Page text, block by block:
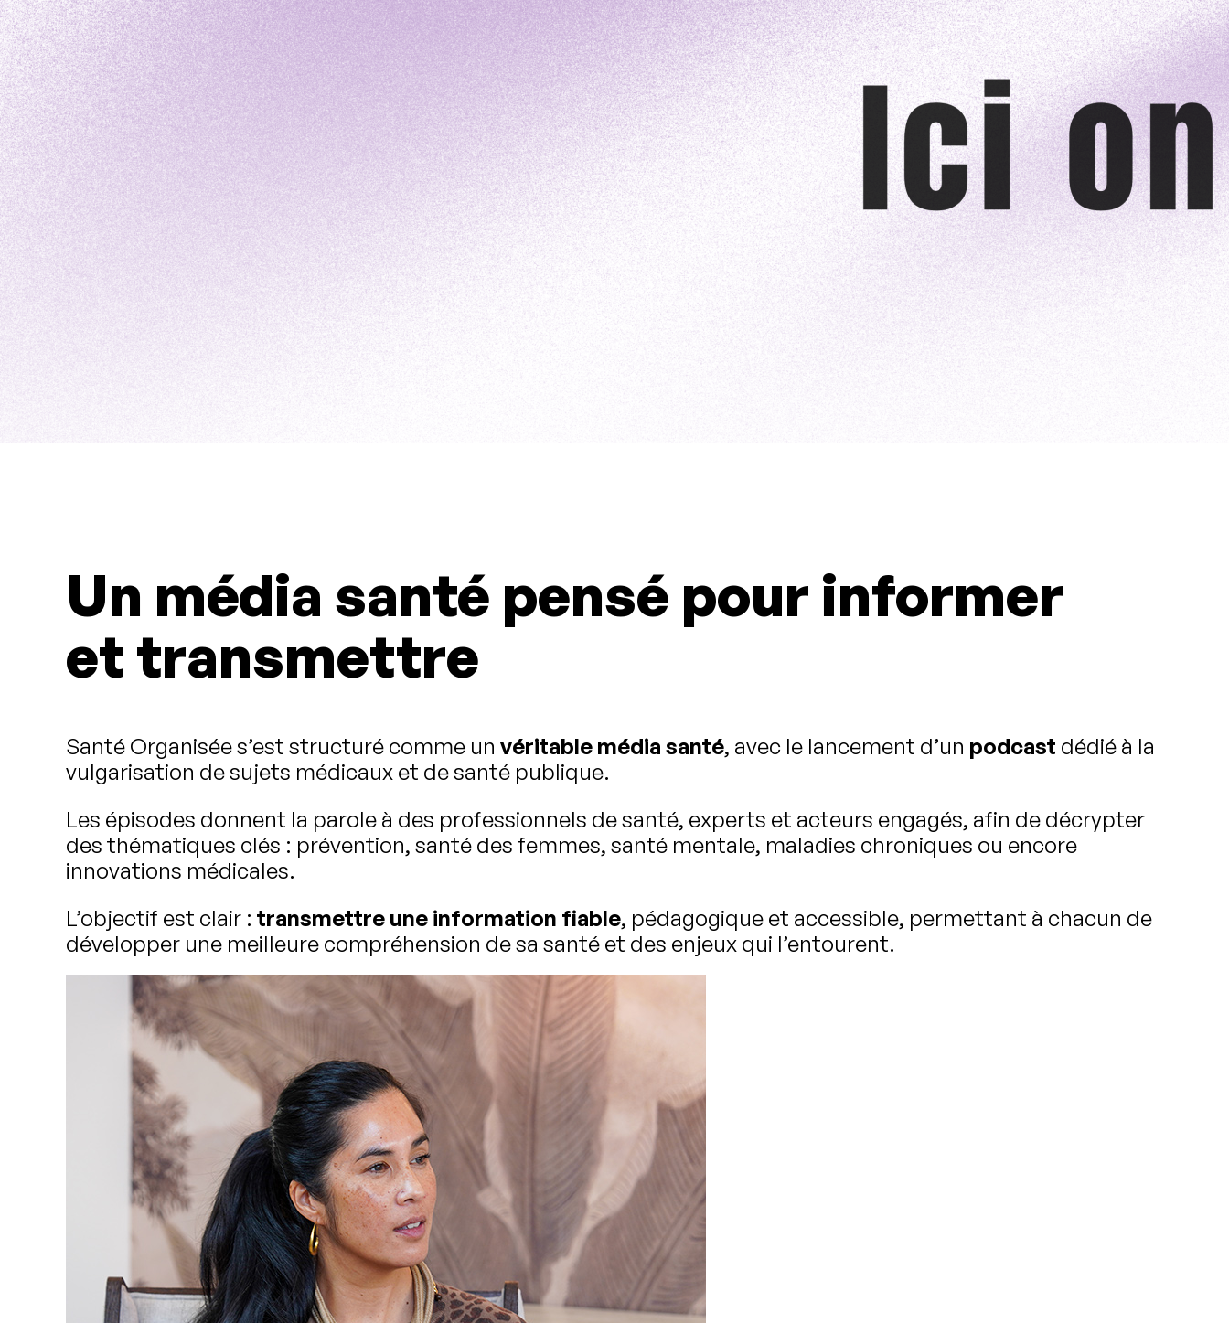
Un média santé pensé pour informer
et transmettre
Santé Organisée s’est structuré comme un véritable média santé, avec le lancement d’un podcast dédié à la
vulgarisation de sujets médicaux et de santé publique.
Les épisodes donnent la parole à des professionnels de santé, experts et acteurs engagés, afin de décrypter
des thématiques clés : prévention, santé des femmes, santé mentale, maladies chroniques ou encore
innovations médicales.
L’objectif est clair : transmettre une information fiable, pédagogique et accessible, permettant à chacun de
développer une meilleure compréhension de sa santé et des enjeux qui l’entourent.